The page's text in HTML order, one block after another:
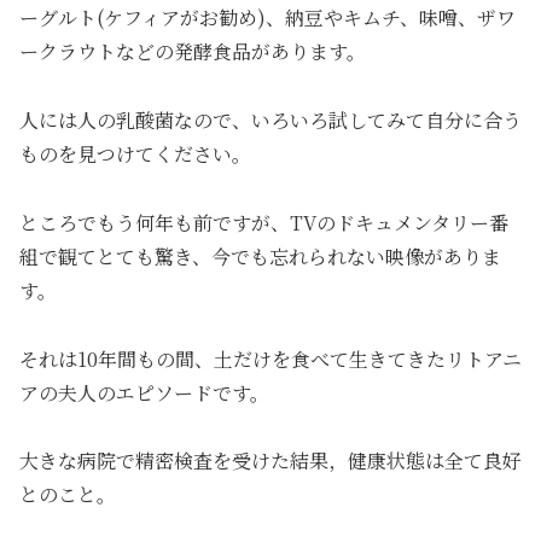
ーグルト(ケフィアがお勧め)、納豆やキムチ、味噌、ザワ
ークラウトなどの発酵食品があります。
人には人の乳酸菌なので、いろいろ試してみて自分に合う
ものを見つけてください。
ところでもう何年も前ですが、TVのドキュメンタリー番
組で観てとても驚き、今でも忘れられない映像がありま
す。
それは10年間もの間、土だけを食べて生きてきたリトアニ
アの夫人のエピソードです。
大きな病院で精密検査を受けた結果，健康状態は全て良好
とのこと。